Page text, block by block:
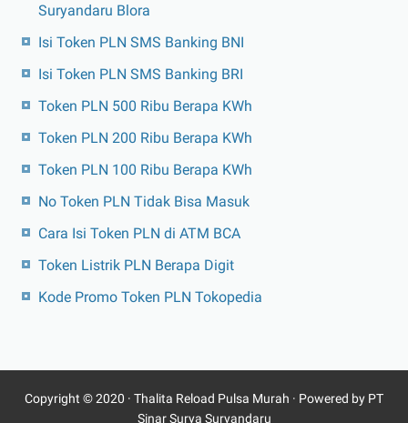
Suryandaru Blora
Isi Token PLN SMS Banking BNI
Isi Token PLN SMS Banking BRI
Token PLN 500 Ribu Berapa KWh
Token PLN 200 Ribu Berapa KWh
Token PLN 100 Ribu Berapa KWh
No Token PLN Tidak Bisa Masuk
Cara Isi Token PLN di ATM BCA
Token Listrik PLN Berapa Digit
Kode Promo Token PLN Tokopedia
Copyright © 2020 · Thalita Reload Pulsa Murah · Powered by PT
Sinar Surya Suryandaru